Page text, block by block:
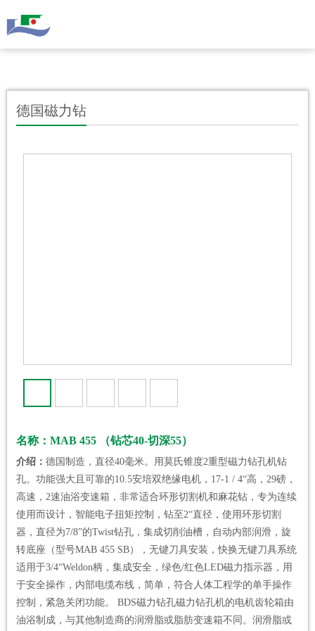
德国磁力钻
名称：MAB 455 （钻芯40-切深55）
介绍： 德国制造，直径40毫米。用莫氏锥度2重型磁力钻孔机钻
孔。功能强大且可靠的10.5安培双绝缘电机，17-1 / 4“高，29磅，
高速，2速油浴变速箱，非常适合环形切割机和麻花钻，专为连续
使用而设计，智能电子扭矩控制，钻至2“直径，使用环形切割
器，直径为7/8”的Twist钻孔，集成切削油槽，自动内部润滑，旋
转底座（型号MAB 455 SB），无键刀具安装，快换无键刀具系统
适用于3/4“Weldon柄，集成安全，绿色/红色LED磁力指示器，用
于安全操作，内部电缆布线，简单，符合人体工程学的单手操作
控制，紧急关闭功能。 BDS磁力钻孔磁力钻孔机的电机齿轮箱由
油浴制成，与其他制造商的润滑脂或脂肪变速箱不同。润滑脂或